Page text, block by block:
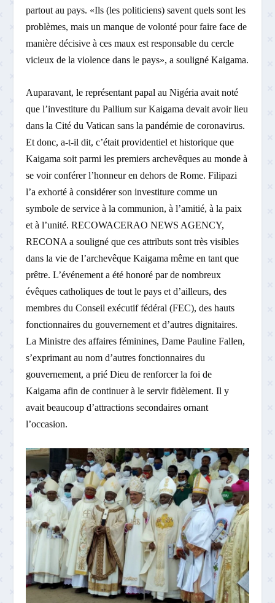
partout au pays. «Ils (les politiciens) savent quels sont les
problèmes, mais un manque de volonté pour faire face de
manière décisive à ces maux est responsable du cercle
vicieux de la violence dans le pays», a souligné Kaigama.
Auparavant, le représentant papal au Nigéria avait noté
que l’investiture du Pallium sur Kaigama devait avoir lieu
dans la Cité du Vatican sans la pandémie de coronavirus.
Et donc, a-t-il dit, c’était providentiel et historique que
Kaigama soit parmi les premiers archevêques au monde à
se voir conférer l’honneur en dehors de Rome. Filipazi
l’a exhorté à considérer son investiture comme un
symbole de service à la communion, à l’amitié, à la paix
et à l’unité. RECOWACERAO NEWS AGENCY,
RECONA a souligné que ces attributs sont très visibles
dans la vie de l’archevêque Kaigama même en tant que
prêtre. L’événement a été honoré par de nombreux
évêques catholiques de tout le pays et d’ailleurs, des
membres du Conseil exécutif fédéral (FEC), des hauts
fonctionnaires du gouvernement et d’autres dignitaires.
La Ministre des affaires féminines, Dame Pauline Fallen,
s’exprimant au nom d’autres fonctionnaires du
gouvernement, a prié Dieu de renforcer la foi de
Kaigama afin de continuer à le servir fidèlement. Il y
avait beaucoup d’attractions secondaires ornant
l’occasion.